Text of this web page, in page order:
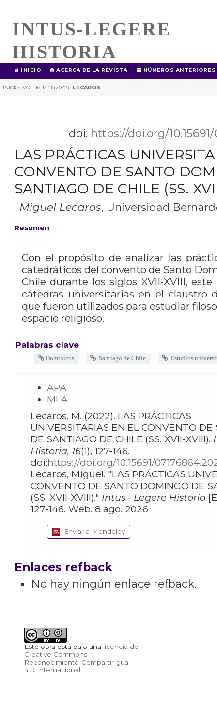
INTUS-LEGERE
HISTORIA
INICIO ACERCA DE LA REVISTA NÚMEROS ANTERIORES
INICIO | VOL. 16, Nº 1 (2022) | LECAROS
doi: https://doi.org/
LAS PRÁCTICAS
CONVENTO DE SANTO
SANTIAGO DE CHILE (SS.
Miguel Lecaros, Universidad
Resumen
Con el propósito de analizar las
catedráticos del convento de Santo
Chile durante los siglos XVII-XVIII,
cátedras universitarias en el claustro
que fueron utilizados para estudiar
espacio religioso.
Palabras clave
Dominicos Santiago de Chile Estudios
APA
MLA
Lecaros, M. (2022). LAS PRÁCTICAS
UNIVERSITARIAS EN EL CONVENTO
DE SANTIAGO DE CHILE (SS. XVII-XVIII).
Historia, 16(1), 127-146.
doi:https://doi.org/10.15691/
Lecaros, Miguel. "LAS PRÁCTICAS UNIVERSITARIAS EN EL
CONVENTO DE SANTO DOMINGO DE
(SS. XVII-XVIII)." Intus - Legere Historia
127-146. Web. 8 ago. 2026
Enviar a Mendeley
Enlaces refback
No hay ningún enlace refback.
Este obra está bajo una licencia de
Creative Commons
Reconocimiento-CompartirIgual
4.0 Internacional